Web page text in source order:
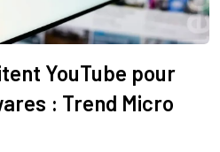
YouTube pour
: Trend Micro